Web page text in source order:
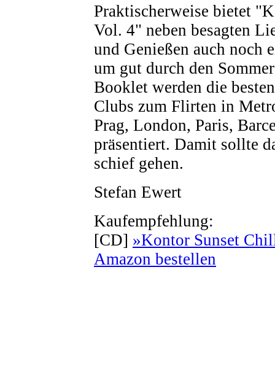
Praktischerweise bietet
Vol. 4" neben besagten
und Genießen auch noch
um gut durch den
Booklet werden die
Clubs zum Flirten in
Prag, London, Paris,
präsentiert. Damit sollte
schief gehen.
Stefan Ewert
Kaufempfehlung:
[CD] »Kontor Sunset
Amazon bestellen